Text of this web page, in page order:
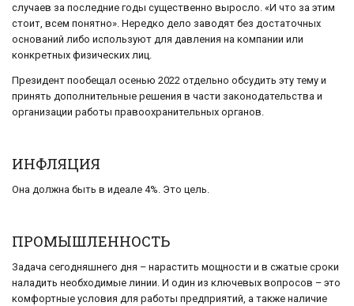
случаев за последние годы существенно выросло. «И что за этим
стоит, всем понятно». Нередко дело заводят без достаточных
оснований либо используют для давления на компании или
конкретных физических лиц.
Президент пообещал осенью 2022 отдельно обсудить эту тему и
принять дополнительные решения в части законодательства и
организации работы правоохранительных органов.
ИНФЛЯЦИЯ
Она должна быть в идеале 4%. Это цель.
ПРОМЫШЛЕННОСТЬ
Задача сегодняшнего дня – нарастить мощности и в сжатые сроки
наладить необходимые линии. И один из ключевых вопросов – это
комфортные условия для работы предприятий, а также наличие